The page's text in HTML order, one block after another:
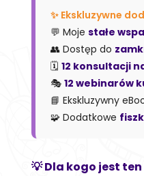
✨ Ekskluzywne
💬 Moje stałe
👥 Dostęp do
🗓️ 12 konsultacji
🎭 12 webinarów
📘 Ekskluzywny
🧩 Dodatkowe
💡 Dla kogo jest